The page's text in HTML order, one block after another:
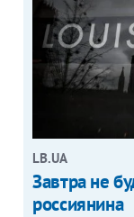
LB.UA
Завтра не
россиянина